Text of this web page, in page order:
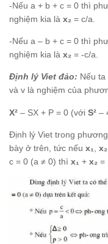
-Nếu a + b + c = 0 thì
nghiệm kia là x₂ = c/a.
-Nếu a – b + c = 0 thì
nghiệm kia là x₂ = -c/a.
Định lý Viet đảo: Nếu
và v là nghiệm của
X² – SX + P = 0 (với S² –
Định lý Viet trong
bày ở trên, tức nếu x₁ x₂
c = 0 (a ≠ 0) thì x₁ + x₂ =